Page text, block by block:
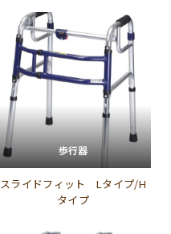
歩行器
スライドフィット Lタイプ/H
タイプ